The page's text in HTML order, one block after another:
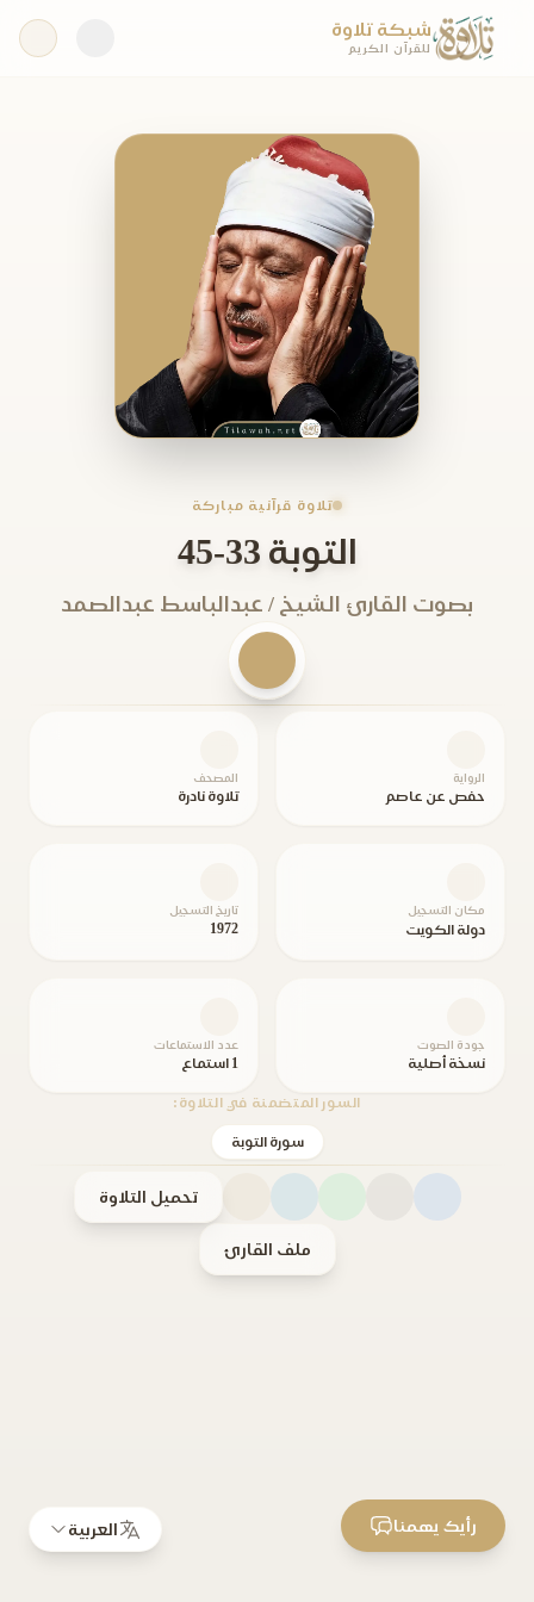
شبكة تلاوة
للقرآن الكريم
تلاوة قرآنية مباركة
التوبة 33-45
بصوت القارئ الشيخ / عبدالباسط عبدالصمد
الرواية
حفص عن عاصم
المصحف
تلاوة نادرة
مكان التسجيل
دولة الكويت
تاريخ التسجيل
1972
جودة الصوت
نسخة أصلية
عدد الاستماعات
1 استماع
السور المتضمنة في التلاوة:
سورة التوبة
تحميل التلاوة
ملف القارئ
العربية رأيك يهمنا